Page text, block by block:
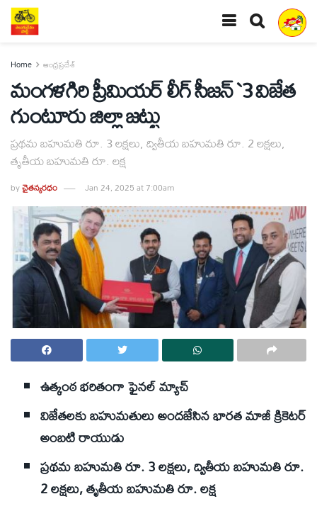
Home ఆంధ్రప్రదేశ్
మంగళగిరి ప్రీమియర్‌ లీగ్‌ సీజన్‌ `3 విజేత
గుంటూరు జిల్లా జట్టు
ప్రథమ బహుమతి రూ. 3 లక్షలు, ద్వితీయ బహుమతి రూ. 2 లక్షలు,
తృతీయ బహుమతి రూ. లక్ష
byచైతన్యరధం Jan 24, 2025 at 7:00am
ఉత్కంఠ భరితంగా ఫైనల్‌ మ్యాచ్‌
విజేతలకు బహుమతులు అందజేసిన భారత మాజీ క్రికెటర్‌
అంబటి రాయుడు
ప్రథమ బహుమతి రూ. 3 లక్షలు, ద్వితీయ బహుమతి రూ.
2 లక్షలు, తృతీయ బహుమతి రూ. లక్ష